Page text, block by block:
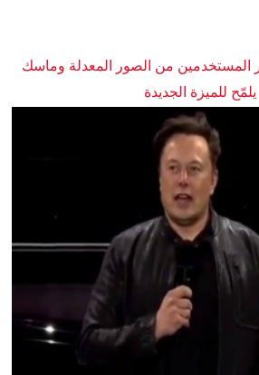
من الصور المعدلة وماسك
يلمّح للميزة الجديدة